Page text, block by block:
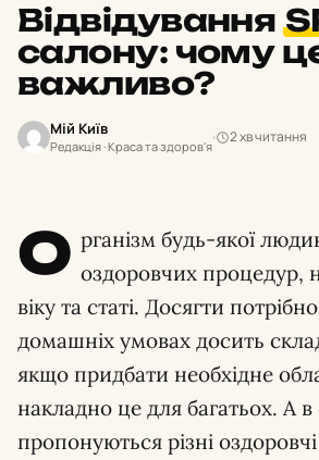
Відвідування
салону: чому
важливо?
Мій Київ
Редакція · Краса та здоров'я
2 хв читання
О рганізм будь-якої
оздоровчих процедур,
віку та статі. Досягти
домашніх умовах досить
якщо придбати необхідне
накладно це для багатьох. А в
пропонуються різні